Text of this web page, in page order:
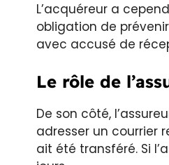
L’acquéreur a
obligation de
avec accusé de
Le rôle de
De son côté,
adresser un courrier
ait été transféré. Si